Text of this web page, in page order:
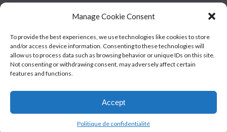
Manage Cookie Consent
To provide the best experiences, we use technologies like cookies to store
and/or access device information. Consenting to these technologies will
allow us to process data such as browsing behavior or unique IDs on this site.
Not consenting or withdrawing consent, may adversely affect certain
features and functions.
Accept
Politique de confidentialité
© Les Industries McAsphalt Ltée® 2015 • ISO
9001/14001